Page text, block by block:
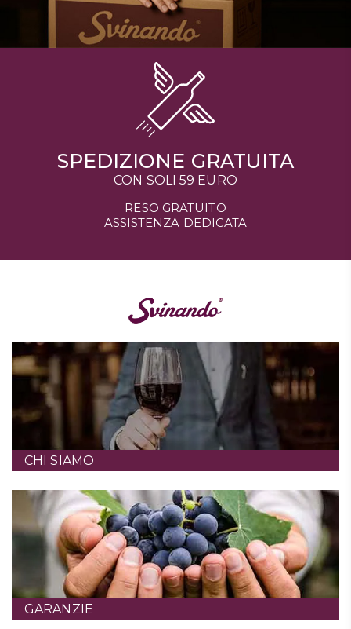
SPEDIZIONE GRATUITA
CON SOLI 59 EURO
RESO GRATUITO
ASSISTENZA DEDICATA
CHI SIAMO
GARANZIE